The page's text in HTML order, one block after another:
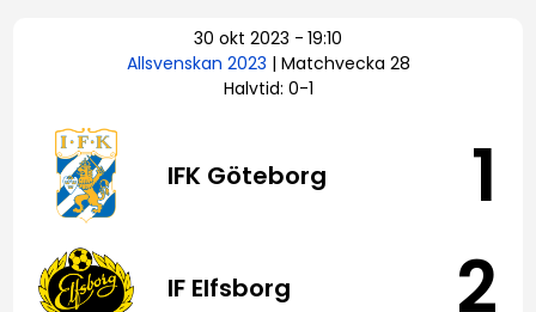
Premier League
Bundesliga
Serie A
Ligue 1
30 okt 2023 - 19:10
Allsvenskan 2023 | Matchvecka 28
Halvtid: 0-1
IFK Göteborg 1
IF Elfsborg 2